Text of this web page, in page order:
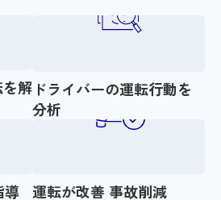
解 ドライバーの運転行動を
分析
導 運転が改善 事故削減